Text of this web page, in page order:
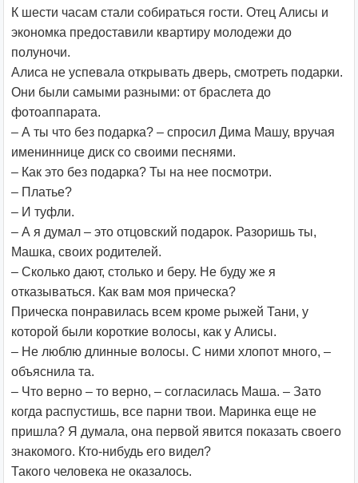
К шести часам стали собираться гости. Отец Алисы и
экономка предоставили квартиру молодежи до
полуночи.
Алиса не успевала открывать дверь, смотреть подарки.
Они были самыми разными: от браслета до
фотоаппарата.
– А ты что без подарка? – спросил Дима Машу, вручая
имениннице диск со своими песнями.
– Как это без подарка? Ты на нее посмотри.
– Платье?
– И туфли.
– А я думал – это отцовский подарок. Разоришь ты,
Машка, своих родителей.
– Сколько дают, столько и беру. Не буду же я
отказываться. Как вам моя прическа?
Прическа понравилась всем кроме рыжей Тани, у
которой были короткие волосы, как у Алисы.
– Не люблю длинные волосы. С ними хлопот много, –
объяснила та.
– Что верно – то верно, – согласилась Маша. – Зато
когда распустишь, все парни твои. Маринка еще не
пришла? Я думала, она первой явится показать своего
знакомого. Кто-нибудь его видел?
Такого человека не оказалось.